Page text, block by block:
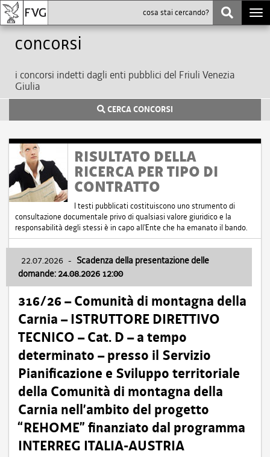
Concorsi
i concorsi indetti dagli enti pubblici del Friuli Venezia
Giulia
CERCA CONCORSI
RISULTATO DELLA
RICERCA PER TIPO DI
CONTRATTO
I testi pubblicati costituiscono uno strumento di
consultazione documentale privo di qualsiasi valore giuridico e la
responsabilità degli stessi è in capo all'Ente che ha emanato il bando.
22.07.2026 - Scadenza della presentazione delle
domande: 24.08.2026 12:00
316/26 – Comunità di montagna della
Carnia – ISTRUTTORE DIRETTIVO
TECNICO – Cat. D – a tempo
determinato – presso il Servizio
Pianificazione e Sviluppo territoriale
della Comunità di montagna della
Carnia nell’ambito del progetto
“REHOME” finanziato dal programma
INTERREG ITALIA-AUSTRIA